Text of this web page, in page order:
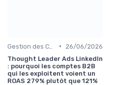
•
26/06/2026
Thought Leader Ads LinkedIn
: pourquoi les comptes B2B
qui les exploitent voient un
ROAS 279% plutôt que 121%